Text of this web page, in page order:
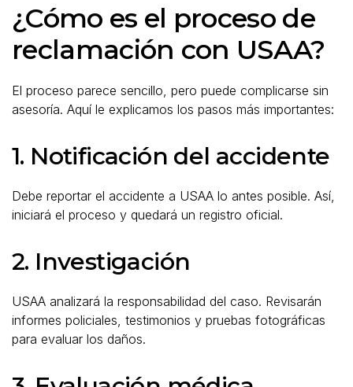
¿Cómo es el proceso de
reclamación con USAA?
El proceso parece sencillo, pero puede complicarse sin
asesoría. Aquí le explicamos los pasos más importantes:
1. Notificación del accidente
Debe reportar el accidente a USAA lo antes posible. Así,
iniciará el proceso y quedará un registro oficial.
2. Investigación
USAA analizará la responsabilidad del caso. Revisarán
informes policiales, testimonios y pruebas fotográficas
para evaluar los daños.